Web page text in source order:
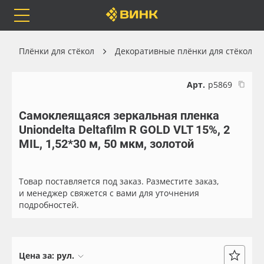
Каталог
Orafol
Бренды
Доставка
Весь каталог
Рулонные материалы
Самоклеящиеся плёнки
Листовые материалы
Плёнки для стёкол Декоративные плёнки для стёкол
Арт. р5869
Самоклеящаяся зеркальная пленка
Uniondelta Deltafilm R GOLD VLT 15%, 2
MIL, 1,52*30 м, 50 мкм, золотой
Товар поставляется под заказ. Разместите заказ,
и менеджер свяжется с вами для уточнения
подробностей.
Цена за: рул.